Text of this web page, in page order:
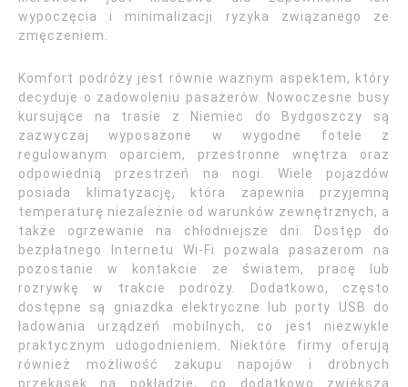
wypoczęcia i minimalizacji ryzyka związanego ze
zmęczeniem.
Komfort podróży jest równie ważnym aspektem, który
decyduje o zadowoleniu pasażerów. Nowoczesne busy
kursujące na trasie z Niemiec do Bydgoszczy są
zazwyczaj wyposażone w wygodne fotele z
regulowanym oparciem, przestronne wnętrza oraz
odpowiednią przestrzeń na nogi. Wiele pojazdów
posiada klimatyzację, która zapewnia przyjemną
temperaturę niezależnie od warunków zewnętrznych, a
także ogrzewanie na chłodniejsze dni. Dostęp do
bezpłatnego Internetu Wi-Fi pozwala pasażerom na
pozostanie w kontakcie ze światem, pracę lub
rozrywkę w trakcie podróży. Dodatkowo, często
dostępne są gniazdka elektryczne lub porty USB do
ładowania urządzeń mobilnych, co jest niezwykle
praktycznym udogodnieniem. Niektóre firmy oferują
również możliwość zakupu napojów i drobnych
przekąsek na pokładzie, co dodatkowo zwiększa